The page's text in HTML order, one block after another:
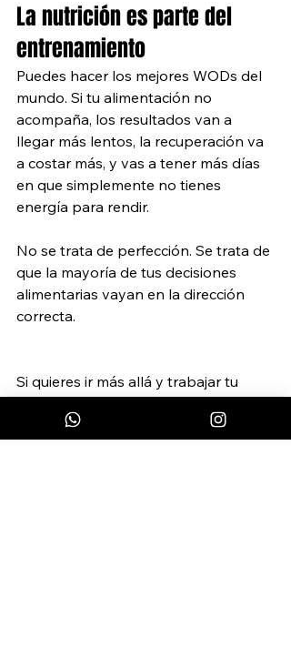
La nutrición es parte del
entrenamiento
Puedes hacer los mejores WODs del
mundo. Si tu alimentación no
acompaña, los resultados van a
llegar más lentos, la recuperación va
a costar más, y vas a tener más días
en que simplemente no tienes
energía para rendir.
No se trata de perfección. Se trata de
que la mayoría de tus decisiones
alimentarias vayan en la dirección
correcta.
Si quieres ir más allá y trabajar tu
personalizada, la consulta de